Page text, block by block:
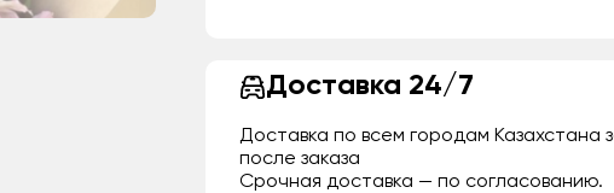
Доставка 24/7
Доставка по всем городам Казахстана
после заказа
Срочная доставка — по согласованию.